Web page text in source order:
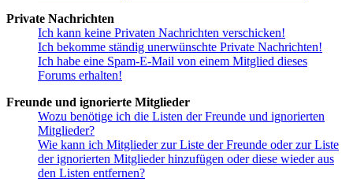
Private Nachrichten
Ich kann keine Privaten Nachrichten verschicken!
Ich bekomme ständig unerwünschte Private Nachrichten!
Ich habe eine Spam-E-Mail von einem Mitglied dieses
Forums erhalten!
Freunde und ignorierte Mitglieder
Wozu benötige ich die Listen der Freunde und ignorierten
Mitglieder?
Wie kann ich Mitglieder zur Liste der Freunde oder zur Liste
der ignorierten Mitglieder hinzufügen oder diese wieder aus
den Listen entfernen?